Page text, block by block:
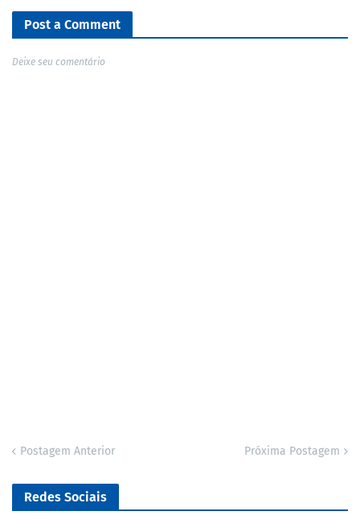
Post a Comment
Deixe seu comentário
Postagem Anterior Próxima Postagem
Redes Sociais